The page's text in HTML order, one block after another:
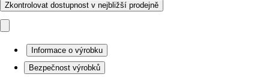
Zkontrolovat dostupnost v nejbližší prodejně
Informace o výrobku
Bezpečnost výrobků